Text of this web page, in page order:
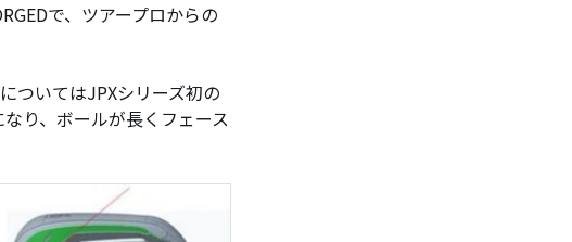
で、ツアープロからの
ついてはJPXシリーズ初の
り、ボールが長くフェース